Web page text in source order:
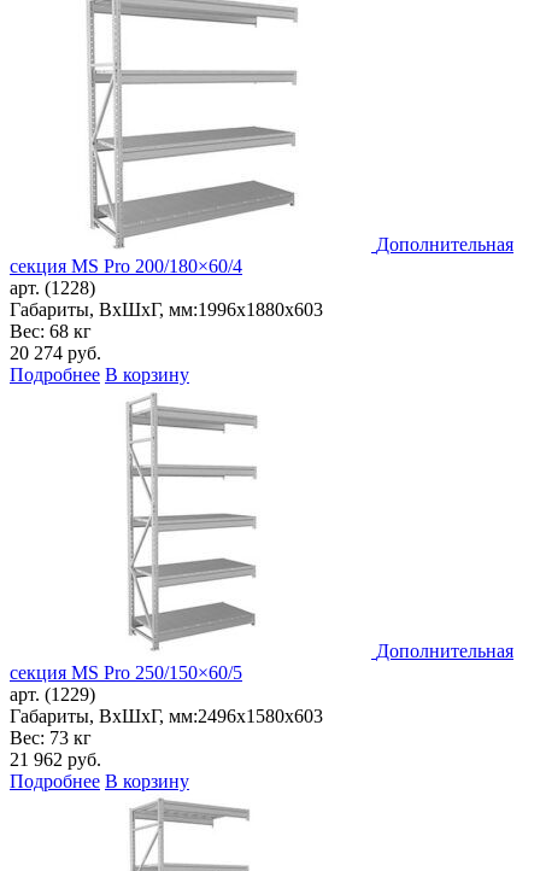
Дополнительная
секция MS Pro 200/180×60/4
арт. (1228)
Габариты, ВxШxГ, мм:1996x1880x603
Вес: 68 кг
20 274 руб.
Подробнее В корзину
Дополнительная
секция MS Pro 250/150×60/5
арт. (1229)
Габариты, ВxШxГ, мм:2496x1580x603
Вес: 73 кг
21 962 руб.
Подробнее В корзину